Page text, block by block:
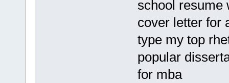
school resume
cover letter for
type my top
popular
for mba